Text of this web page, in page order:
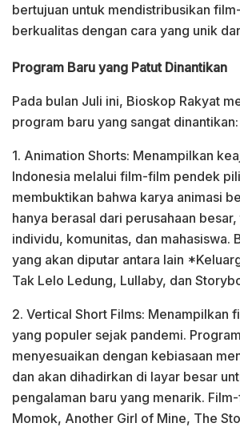
bertujuan untuk mendistribusikan
berkualitas dengan cara yang unik
Program Baru yang Patut Dinantikan
Pada bulan Juli ini, Bioskop Rakyat
program baru yang sangat dinantikan:
1. Animation Shorts: Menampilkan
Indonesia melalui film-film pendek
membuktikan bahwa karya animasi
hanya berasal dari perusahaan
individu, komunitas, dan mahasiswa.
yang akan diputar antara lain
Tak Lelo Ledung, Lullaby, dan
2. Vertical Short Films: Menampilkan
yang populer sejak pandemi.
menyesuaikan dengan kebiasaan
dan akan dihadirkan di layar besar
pengalaman baru yang menarik.
Momok, Another Girl of Mine, The